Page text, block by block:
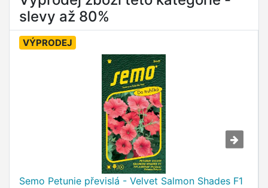
slevy až 80%
VÝPRODEJ
Semo Petunie převislá - Velvet Salmon Shades F1